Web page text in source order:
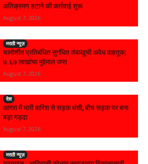
अतिक्रमण हटाने की कार्रवाई शुरू
August 7, 2026
मराठी न्यूज़
चामोर्शीत प्रतिबंधित सुगंधित तंबाखूची अवैध वाहतूक;
₹७.६७ लाखांचा मुद्देमाल जप्त
August 7, 2026
देश
आगरा में भारी बारिश से सड़क धंसी, बीच सड़क पर बना
बड़ा गड्ढा
August 7, 2026
मराठी न्यूज़